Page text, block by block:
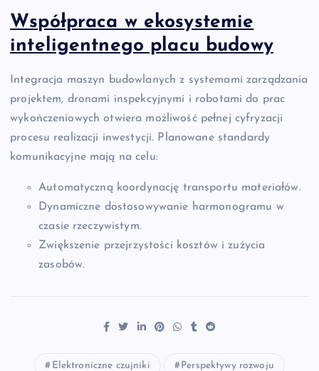
Współpraca w ekosystemie
inteligentnego placu budowy
Integracja maszyn budowlanych z systemami zarządzania
projektem, dronami inspekcyjnymi i robotami do prac
wykończeniowych otwiera możliwość pełnej cyfryzacji
procesu realizacji inwestycji. Planowane standardy
komunikacyjne mają na celu:
Automatyczną koordynację transportu materiałów.
Dynamiczne dostosowywanie harmonogramu w
czasie rzeczywistym.
Zwiększenie przejrzystości kosztów i zużycia
zasobów.
Elektroniczne czujniki Perspektywy rozwoju